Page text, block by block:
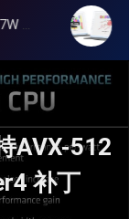
大上
AVX-512
补丁